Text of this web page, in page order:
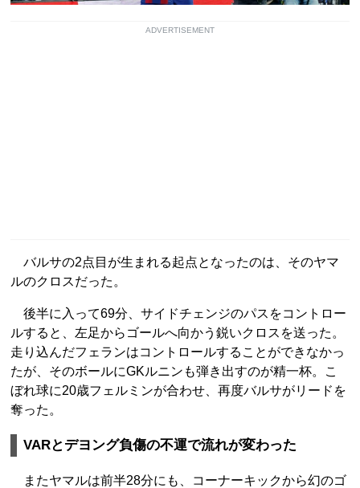
ADVERTISEMENT
バルサの2点目が生まれる起点となったのは、そのヤマ
ルのクロスだった。
後半に入って69分、サイドチェンジのパスをコントロー
ルすると、左足からゴールへ向かう鋭いクロスを送った。
走り込んだフェランはコントロールすることができなかっ
たが、そのボールにGKルニンも弾き出すのが精一杯。こ
ぼれ球に20歳フェルミンが合わせ、再度バルサがリードを
奪った。
VARとデヨング負傷の不運で流れが変わった
またヤマルは前半28分にも、コーナーキックから幻のゴ